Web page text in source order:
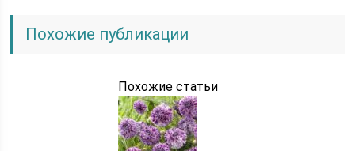
Похожие публикации
Похожие статьи